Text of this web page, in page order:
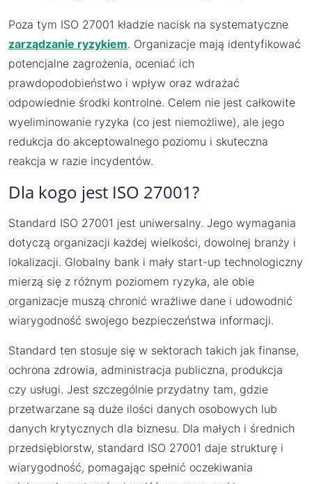
Poza tym ISO 27001 kładzie nacisk na systematyczne
zarządzanie ryzykiem. Organizacje mają identyfikować
potencjalne zagrożenia, oceniać ich
prawdopodobieństwo i wpływ oraz wdrażać
odpowiednie środki kontrolne. Celem nie jest całkowite
wyeliminowanie ryzyka (co jest niemożliwe), ale jego
redukcja do akceptowalnego poziomu i skuteczna
reakcja w razie incydentów.
Dla kogo jest ISO 27001?
Standard ISO 27001 jest uniwersalny. Jego wymagania
dotyczą organizacji każdej wielkości, dowolnej branży i
lokalizacji. Globalny bank i mały start-up technologiczny
mierzą się z różnym poziomem ryzyka, ale obie
organizacje muszą chronić wrażliwe dane i udowodnić
wiarygodność swojego bezpieczeństwa informacji.
Standard ten stosuje się w sektorach takich jak finanse,
ochrona zdrowia, administracja publiczna, produkcja
czy usługi. Jest szczególnie przydatny tam, gdzie
przetwarzane są duże ilości danych osobowych lub
danych krytycznych dla biznesu. Dla małych i średnich
przedsiębiorstw, standard ISO 27001 daje strukturę i
wiarygodność, pomagając spełnić oczekiwania